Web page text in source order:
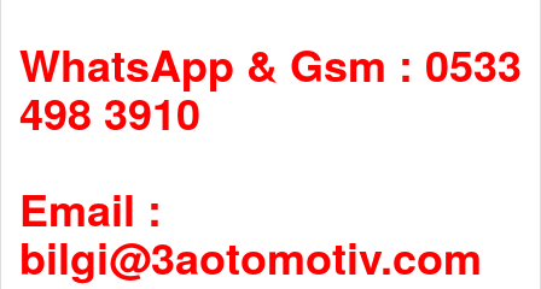
WhatsApp & Gsm : 0533
498 3910
Email :
bilgi@3aotomotiv.com